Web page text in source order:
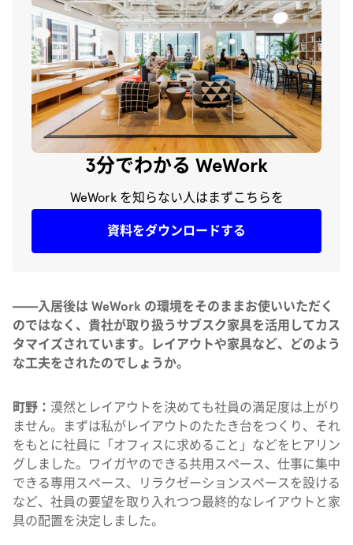
3分でわかる WeWork
WeWork を知らない人はまずこちらを
資料をダウンロードする
——入居後は WeWork の環境をそのままお使いいただく
のではなく、貴社が取り扱うサブスク家具を活用してカス
タマイズされています。レイアウトや家具など、どのよう
な工夫をされたのでしょうか。
町野： 漠然とレイアウトを決めても社員の満足度は上がり
ません。まずは私がレイアウトのたたき台をつくり、それ
をもとに社員に「オフィスに求めること」などをヒアリン
グしました。ワイガヤのできる共用スペース、仕事に集中
できる専用スペース、リラクゼーションスペースを設ける
など、社員の要望を取り入れつつ最終的なレイアウトと家
具の配置を決定しました。